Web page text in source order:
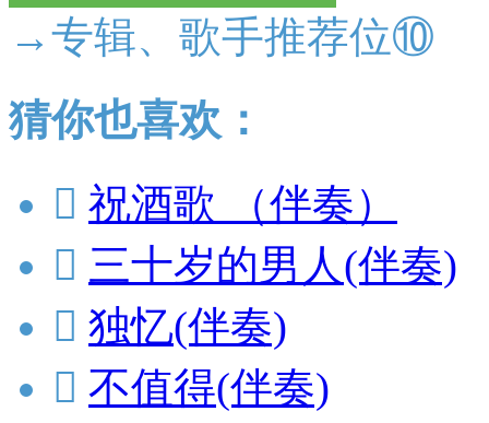
→专辑、歌手推荐位⑩
猜你也喜欢：
 祝酒歌 （伴奏）
 三十岁的男人(伴奏)
 独忆(伴奏)
 不值得(伴奏)